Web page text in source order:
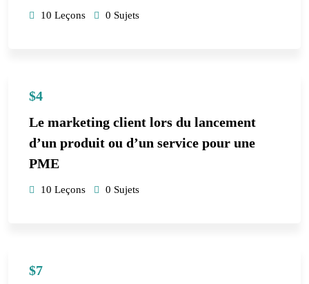
10 Leçons 0 Sujets
$4
Le marketing client lors du lancement
d’un produit ou d’un service pour une
PME
10 Leçons 0 Sujets
$7